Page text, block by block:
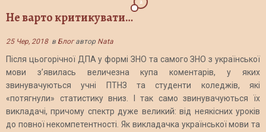
Не варто критикувати…
2
25 Чер, 2018в Блогавтор Nata
Після цьогорічної ДПА у формі ЗНО та самого ЗНО з української
мови з’явилась величезна купа коментарів, у яких
звинувачуються учні ПТНЗ та студенти коледжів, які
«потягнули» статистику вниз. І так само звинувачуються їх
викладачі, причому спектр дуже великий: від неякісних уроків
до повної некомпетентності. Як викладачка української мови та